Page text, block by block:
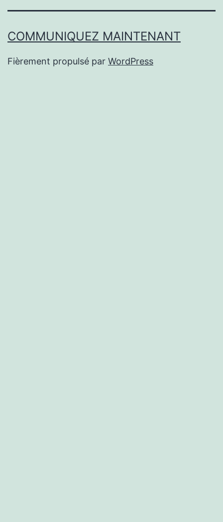
COMMUNIQUEZ MAINTENANT
Fièrement propulsé par WordPress